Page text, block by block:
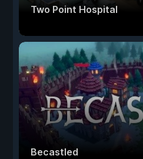
Two Point Hospital
Becastled